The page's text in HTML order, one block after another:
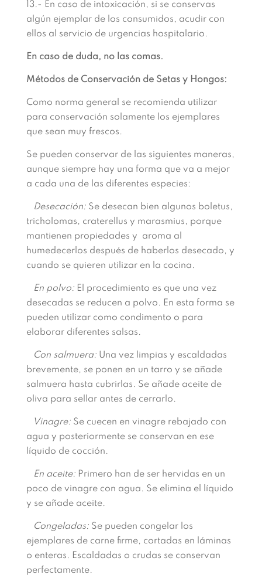
13.- En caso de intoxicación, si se conservas
algún ejemplar de los consumidos, acudir con
ellos al servicio de urgencias hospitalario.
En caso de duda, no las comas.
Métodos de Conservación de Setas y Hongos:
Como norma general se recomienda utilizar
para conservación solamente los ejemplares
que sean muy frescos.
Se pueden conservar de las siguientes maneras,
aunque siempre hay una forma que va a mejor
a cada una de las diferentes especies:
Desecación: Se desecan bien algunos boletus,
tricholomas, craterellus y marasmius, porque
mantienen propiedades y aroma al
humedecerlos después de haberlos desecado, y
cuando se quieren utilizar en la cocina.
En polvo: El procedimiento es que una vez
desecadas se reducen a polvo. En esta forma se
pueden utilizar como condimento o para
elaborar diferentes salsas.
Con salmuera: Una vez limpias y escaldadas
brevemente, se ponen en un tarro y se añade
salmuera hasta cubrirlas. Se añade aceite de
oliva para sellar antes de cerrarlo.
Vinagre: Se cuecen en vinagre rebajado con
agua y posteriormente se conservan en ese
líquido de cocción.
En aceite: Primero han de ser hervidas en un
poco de vinagre con agua. Se elimina el líquido
y se añade aceite.
Congeladas: Se pueden congelar los
ejemplares de carne firme, cortadas en láminas
o enteras. Escaldadas o crudas se conservan
perfectamente.